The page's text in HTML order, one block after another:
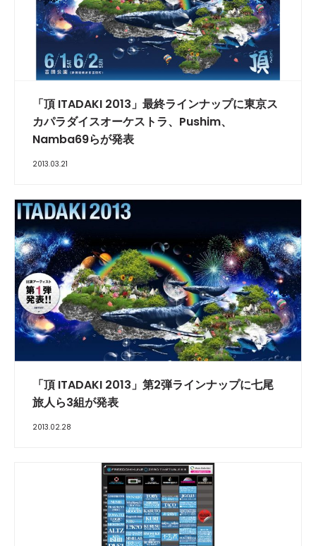
「頂 ITADAKI 2013」最終ラインナップに東京ス
カパラダイスオーケストラ、Pushim、
Namba69らが発表
2013.03.21
「頂 ITADAKI 2013」第2弾ラインナップに七尾
旅人ら3組が発表
2013.02.28